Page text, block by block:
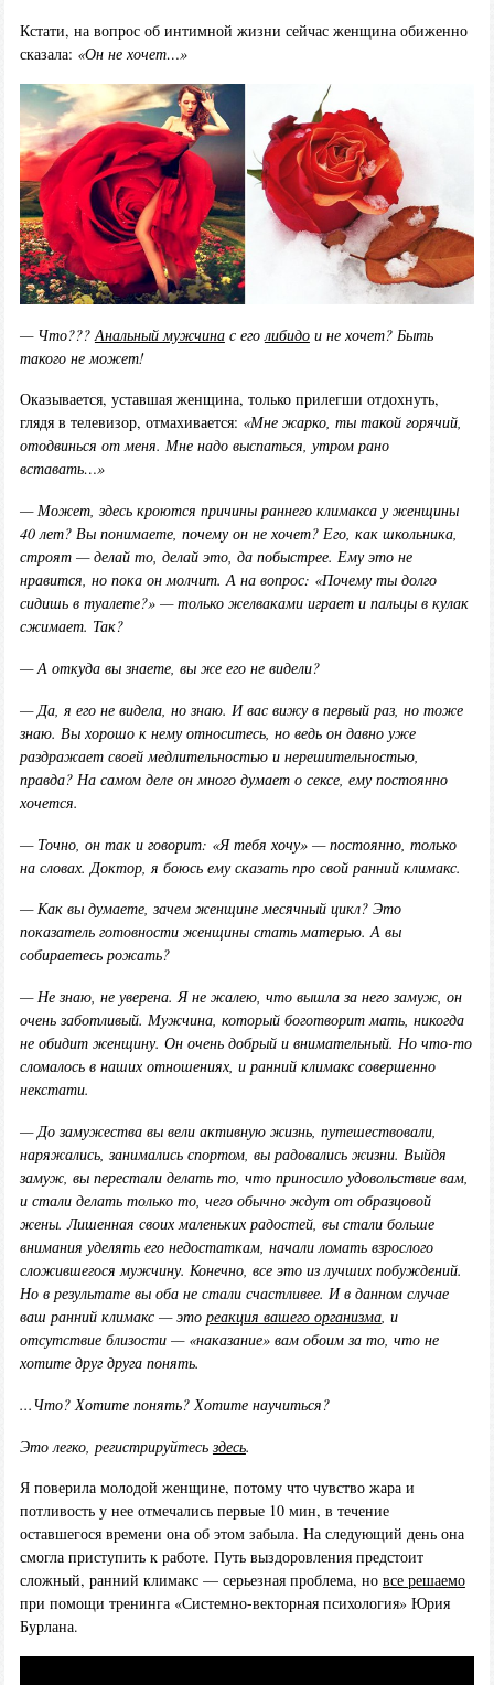
Кстати, на вопрос об интимной жизни сейчас женщина обиженно
сказала: «Он не хочет…»
— Что??? Анальный мужчинас его либидои не хочет? Быть
такого не может!
Оказывается, уставшая женщина, только прилегши отдохнуть,
глядя в телевизор, отмахивается: «Мне жарко, ты такой горячий,
отодвинься от меня. Мне надо выспаться, утром рано
вставать…»
— Может, здесь кроются причины раннего климакса у женщины
40 лет? Вы понимаете, почему он не хочет? Его, как школьника,
строят — делай то, делай это, да побыстрее. Ему это не
нравится, но пока он молчит. А на вопрос: «Почему ты долго
сидишь в туалете?» — только желваками играет и пальцы в кулак
сжимает. Так?
— А откуда вы знаете, вы же его не видели?
— Да, я его не видела, но знаю. И вас вижу в первый раз, но тоже
знаю. Вы хорошо к нему относитесь, но ведь он давно уже
раздражает своей медлительностью и нерешительностью,
правда? На самом деле он много думает о сексе, ему постоянно
хочется.
— Точно, он так и говорит: «Я тебя хочу» — постоянно, только
на словах. Доктор, я боюсь ему сказать про свой ранний климакс.
— Как вы думаете, зачем женщине месячный цикл? Это
показатель готовности женщины стать матерью. А вы
собираетесь рожать?
— Не знаю, не уверена. Я не жалею, что вышла за него замуж, он
очень заботливый. Мужчина, который боготворит мать, никогда
не обидит женщину. Он очень добрый и внимательный. Но что-то
сломалось в наших отношениях, и ранний климакс совершенно
некстати.
— До замужества вы вели активную жизнь, путешествовали,
наряжались, занимались спортом, вы радовались жизни. Выйдя
замуж, вы перестали делать то, что приносило удовольствие вам,
и стали делать только то, чего обычно ждут от образцовой
жены. Лишенная своих маленьких радостей, вы стали больше
внимания уделять его недостаткам, начали ломать взрослого
сложившегося мужчину. Конечно, все это из лучших побуждений.
Но в результате вы оба не стали счастливее. И в данном случае
ваш ранний климакс — это реакция вашего организма, и
отсутствие близости — «наказание» вам обоим за то, что не
хотите друг друга понять.
...Что? Хотите понять? Хотите научиться?
Это легко, регистрируйтесь здесь.
Я поверила молодой женщине, потому что чувство жара и
потливость у нее отмечались первые 10 мин, в течение
оставшегося времени она об этом забыла. На следующий день она
смогла приступить к работе. Путь выздоровления предстоит
сложный, ранний климакс — серьезная проблема, но все решаемо
при помощи тренинга «Системно-векторная психология» Юрия
Бурлана.